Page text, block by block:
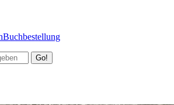
Buchbestellung